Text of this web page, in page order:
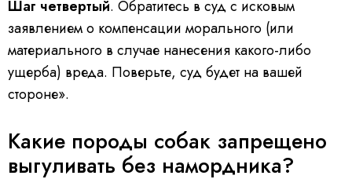
Шаг четвертый. Обратитесь в суд с исковым
заявлением о компенсации морального (или
материального в случае нанесения какого-либо
ущерба) вреда. Поверьте, суд будет на вашей
стороне».
Какие породы собак запрещено
выгуливать без намордника?